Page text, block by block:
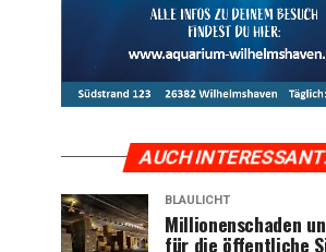
AUCH
BLAULICHT
Mil­lio­nen­scha­den
für die öffent­li­che